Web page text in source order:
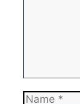
Name